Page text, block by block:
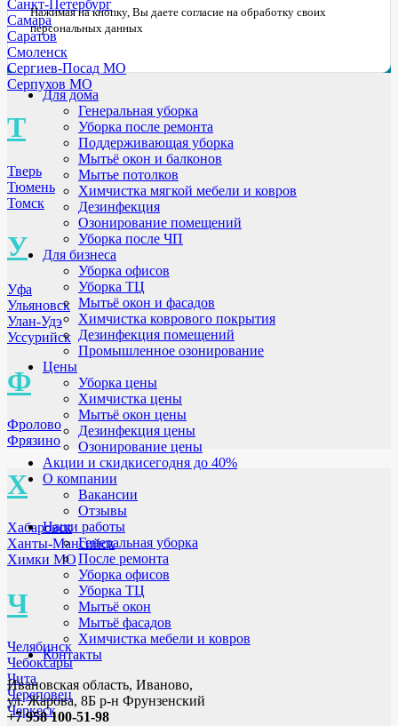
Санкт-Петербург
Самара
Саратов
Смоленск
Сергиев-Посад МО
Серпухов МО
Т
Тверь
Тюмень
Томск
У
Уфа
Ульяновск
Улан-Удэ
Уссурийск
Ф
Фролово
Фрязино
Х
Хабаровск
Ханты-Мансийск
Химки МО
Ч
Челябинск
Чебоксары
Чита
Череповец
Черкеск
Нажимая на кнопку, Вы даете согласие на обработку своих
персональных данных
Для дома
Генеральная уборка
Уборка после ремонта
Поддерживающая уборка
Мытьё окон и балконов
Мытье потолков
Химчистка мягкой мебели и ковров
Дезинфекция
Озонирование помещений
Уборка после ЧП
Для бизнеса
Уборка офисов
Уборка ТЦ
Мытьё окон и фасадов
Химчистка коврового покрытия
Дезинфекция помещений
Промышленное озонирование
Цены
Уборка цены
Химчистка цены
Мытьё окон цены
Дезинфекция цены
Озонирование цены
Акции и скидкисегодня до 40%
О компании
Вакансии
Отзывы
Наши работы
Генеральная уборка
После ремонта
Уборка офисов
Уборка ТЦ
Мытьё окон
Мытьё фасадов
Химчистка мебели и ковров
Контакты
Ивановская область, Иваново,
ул. Жарова, 8Б р-н Фрунзенский
+7 958 100-51-98